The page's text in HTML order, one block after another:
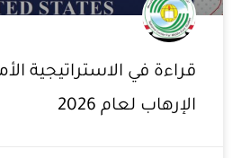
قراءة في الاستراتيجية
الإرهاب لعام 2026